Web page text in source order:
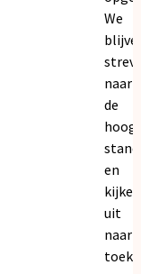
We
naar
de
en
kijken
uit
naar